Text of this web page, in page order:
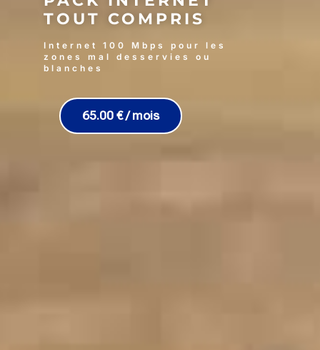
TOUT COMPRIS
Internet 100 Mbps pour les
zones mal desservies ou
blanches
65.00 € / mois